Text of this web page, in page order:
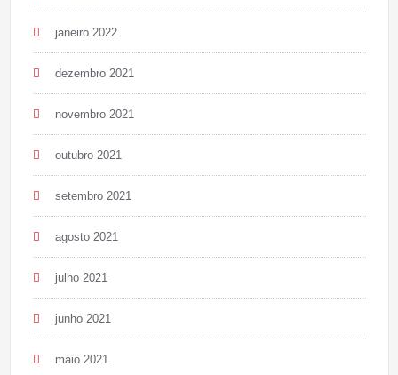
janeiro 2022
dezembro 2021
novembro 2021
outubro 2021
setembro 2021
agosto 2021
julho 2021
junho 2021
maio 2021